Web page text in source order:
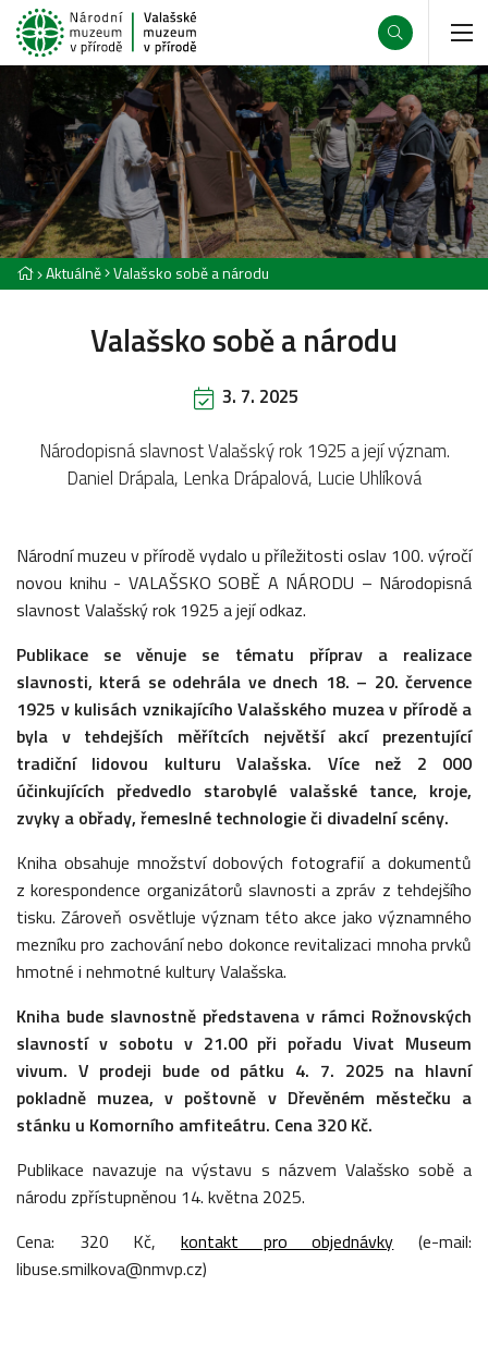
Aktuálně Valašsko sobě a národu
Valašsko sobě a národu
3. 7. 2025
Národopisná slavnost Valašský rok 1925 a její význam.
Daniel Drápala, Lenka Drápalová, Lucie Uhlíková
Národní muzeu v přírodě vydalo u příležitosti oslav 100. výročí
novou knihu - VALAŠSKO SOBĚ A NÁRODU – Národopisná
slavnost Valašský rok 1925 a její odkaz.
Publikace se věnuje se tématu příprav a realizace
slavnosti, která se odehrála ve dnech 18. – 20. července
1925 v kulisách vznikajícího Valašského muzea v přírodě a
byla v tehdejších měřítcích největší akcí prezentující
tradiční lidovou kulturu Valašska. Více než 2 000
účinkujících předvedlo starobylé valašské tance, kroje,
zvyky a obřady, řemeslné technologie či divadelní scény.
Kniha obsahuje množství dobových fotografií a dokumentů
z korespondence organizátorů slavnosti a zpráv z tehdejšího
tisku. Zároveň osvětluje význam této akce jako významného
mezníku pro zachování nebo dokonce revitalizaci mnoha prvků
hmotné i nehmotné kultury Valašska.
Kniha bude slavnostně představena v rámci Rožnovských
slavností v sobotu v 21.00 při pořadu Vivat Museum
vivum. V prodeji bude od pátku 4. 7. 2025 na hlavní
pokladně muzea, v poštovně v Dřevěném městečku a
stánku u Komorního amfiteátru. Cena 320 Kč.
Publikace navazuje na výstavu s názvem Valašsko sobě a
národu zpřístupněnou 14. května 2025.
Cena: 320 Kč, kontakt pro objednávky (e-mail:
libuse.smilkova@nmvp.cz)